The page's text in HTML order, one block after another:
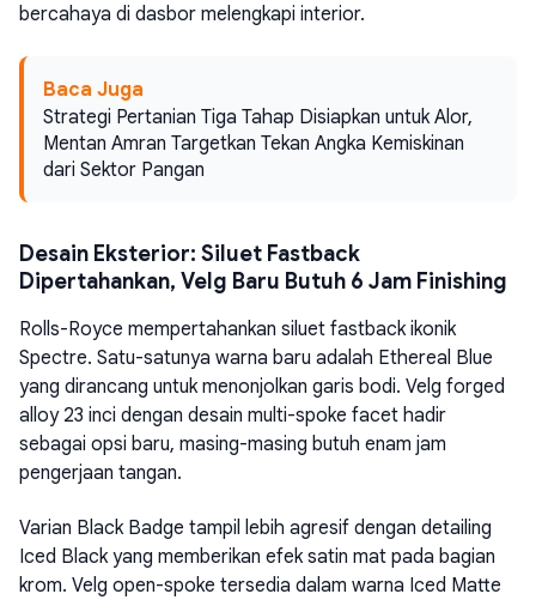
bercahaya di dasbor melengkapi interior.
Baca Juga
Strategi Pertanian Tiga Tahap Disiapkan untuk Alor,
Mentan Amran Targetkan Tekan Angka Kemiskinan
dari Sektor Pangan
Desain Eksterior: Siluet Fastback
Dipertahankan, Velg Baru Butuh 6 Jam Finishing
Rolls-Royce mempertahankan siluet fastback ikonik
Spectre. Satu-satunya warna baru adalah Ethereal Blue
yang dirancang untuk menonjolkan garis bodi. Velg forged
alloy 23 inci dengan desain multi-spoke facet hadir
sebagai opsi baru, masing-masing butuh enam jam
pengerjaan tangan.
Varian Black Badge tampil lebih agresif dengan detailing
Iced Black yang memberikan efek satin mat pada bagian
krom. Velg open-spoke tersedia dalam warna Iced Matte